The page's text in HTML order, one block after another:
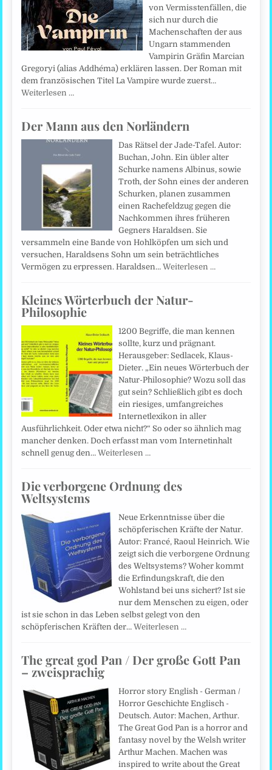
von Vermisstenfällen, die
sich nur durch die
Machenschaften der aus
Ungarn stammenden
Vampirin Gräfin Marcian
Gregoryi (alias Addhéma) erklären lassen. Der Roman mit
dem französischen Titel La Vampire wurde zuerst…
Weiterlesen …
Der Mann aus den Norländern
Das Rätsel der Jade-Tafel. Autor:
Buchan, John. Ein übler alter
Schurke namens Albinus, sowie
Troth, der Sohn eines der anderen
Schurken, planen zusammen
einen Rachefeldzug gegen die
Nachkommen ihres früheren
Gegners Haraldsen. Sie
versammeln eine Bande von Hohlköpfen um sich und
versuchen, Haraldsens Sohn um sein beträchtliches
Vermögen zu erpressen. Haraldsen…Weiterlesen …
Kleines Wörterbuch der Natur-
Philosophie
1200 Begriffe, die man kennen
sollte, kurz und prägnant.
Herausgeber: Sedlacek, Klaus-
Dieter. „Ein neues Wörterbuch der
Natur-Philosophie? Wozu soll das
gut sein? Schließlich gibt es doch
ein riesiges, umfangreiches
Internetlexikon in aller
Ausführlichkeit. Oder etwa nicht?“ So oder so ähnlich mag
mancher denken. Doch erfasst man vom Internetinhalt
schnell genug den…Weiterlesen …
Die verborgene Ordnung des
Weltsystems
Neue Erkenntnisse über die
schöpferischen Kräfte der Natur.
Autor: Francé, Raoul Heinrich. Wie
zeigt sich die verborgene Ordnung
des Weltsystems? Woher kommt
die Erfindungskraft, die den
Wohlstand bei uns sichert? Ist sie
nur dem Menschen zu eigen, oder
ist sie schon in das Leben selbst gelegt von den
schöpferischen Kräften der…Weiterlesen …
The great god Pan / Der große Gott Pan
– zweisprachig
Horror story English - German /
Horror Geschichte Englisch -
Deutsch. Autor: Machen, Arthur.
The Great God Pan is a horror and
fantasy novel by the Welsh writer
Arthur Machen. Machen was
inspired to write about the Great